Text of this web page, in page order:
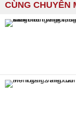
CÙNG CHUYÊN